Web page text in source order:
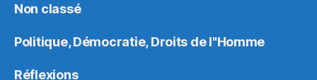
Non classé
Politique, Démocratie, Droits de l"Homme
Réflexions